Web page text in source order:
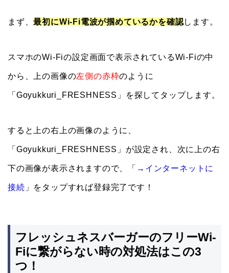
まず、最初にWi-Fi電波が掴めているかを確認します。
スマホのWi-Fiの設定画面で表示されているWi-Fiの中
から、上の画像の左側の赤枠のように
「Goyukkuri_FRESHNESS」を探してタップします。
すると上の右上の画像のように、
「Goyukkuri_FRESHNESS」が設定され、次に上の右
下の画像が表示されますので、「 →インターネットに
接続 」をタップすれば登録完了です！
フレッシュネスバーガーのフリーWi-
Fiに繋がらない時の対処法はこの3
つ！